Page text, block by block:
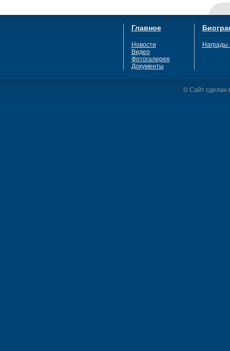
Главное
Новости
Видео
Фотогалерея
Документы
Награды
© Сайт сделан